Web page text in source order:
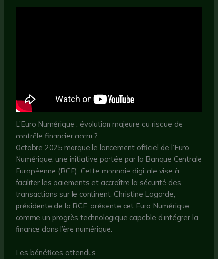
L’Euro Numérique : évolution majeure ou risque de
contrôle financier accru ?
Octobre 2025 marque le lancement officiel de l’Euro
Numérique, une initiative portée par la Banque Centrale
Européenne (BCE). Cette monnaie digitale vise à
faciliter les paiements et accroître la sécurité des
transactions sur le continent. Christine Lagarde,
présidente de la BCE, présente cet Euro Numérique
comme un progrès technologique capable d’intégrer la
finance dans l’ère numérique.
Les bénéfices attendus